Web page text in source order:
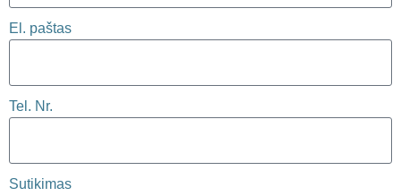
El. paštas
Tel. Nr.
Sutikimas